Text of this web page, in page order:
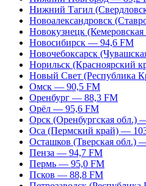
Нижний Тагил
Новоалександровск
Новокузнецк
Новосибирск — 94,6 FM
Новочебоксарск
Норильск (Красноярский
Новый Свет (Республика
Омск — 90,5 FM
Оренбург — 88,3 FM
Орёл — 95,6 FM
Орск (Оренбургская обл.)
Оса (Пермский край) —
Осташков (Тверская обл.)
Пенза — 94,7 FM
Пермь — 95,0 FM
Псков — 88,8 FM